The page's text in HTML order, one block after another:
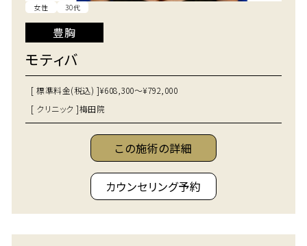
女性 30代
豊胸
モティバ
[ 標準料金(税込) ]¥608,300～¥792,000
[ クリニック ]梅田院
この施術の詳細
カウンセリング予約